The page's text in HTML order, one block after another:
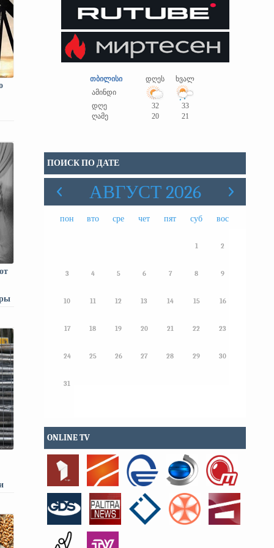
თბილისი დღეს
ხვალ
ამინდი
დღე
32
33
ღამე
20 21
ПОИСК ПО ДАТЕ
АВГУСТ 2026
пон вто сре чет пят суб вос
1 2
3 4 5 6 7 8 9
10 11 12 13 14 15 16
17 18 19 20 21 22 23
24 25 26 27 28 29 30
31
ONLINE TV